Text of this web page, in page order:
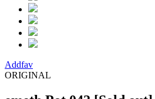
Addfav
ORIGINAL